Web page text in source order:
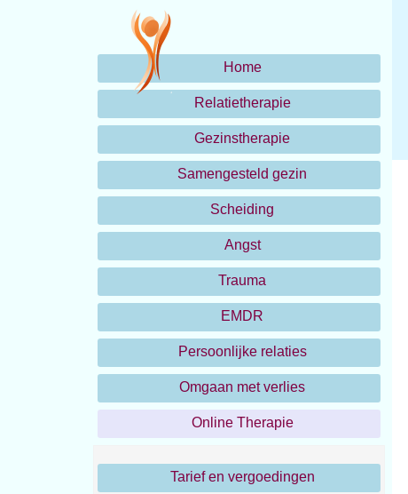
Home
Relatietherapie
Gezinstherapie
Samengesteld gezin
Scheiding
Angst
Trauma
EMDR
Persoonlijke relaties
Omgaan met verlies
Online Therapie
Tarief en vergoedingen